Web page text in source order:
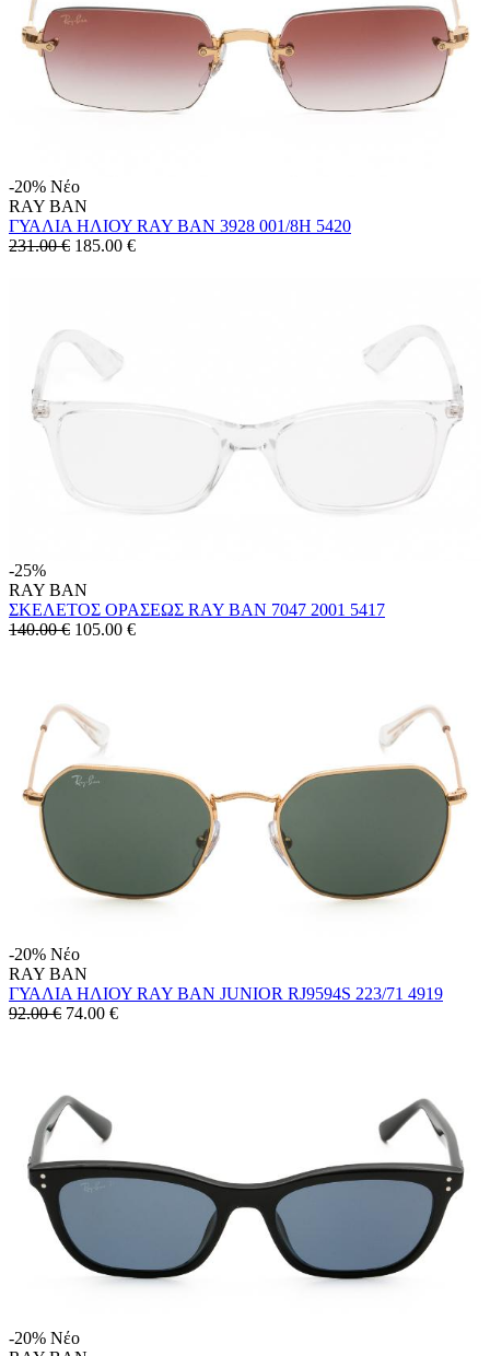
-20% Νέο
RAY BAN
ΓΥΑΛΙΑ ΗΛΙΟΥ RAY BAN 3928 001/8H 5420
231.00 € 185.00 €
-25%
RAY BAN
ΣΚΕΛΕΤΟΣ ΟΡΑΣΕΩΣ RAY BAN 7047 2001 5417
140.00 € 105.00 €
-20% Νέο
RAY BAN
ΓΥΑΛΙΑ ΗΛΙΟΥ RAY BAN JUNIOR RJ9594S 223/71 4919
92.00 € 74.00 €
-20% Νέο